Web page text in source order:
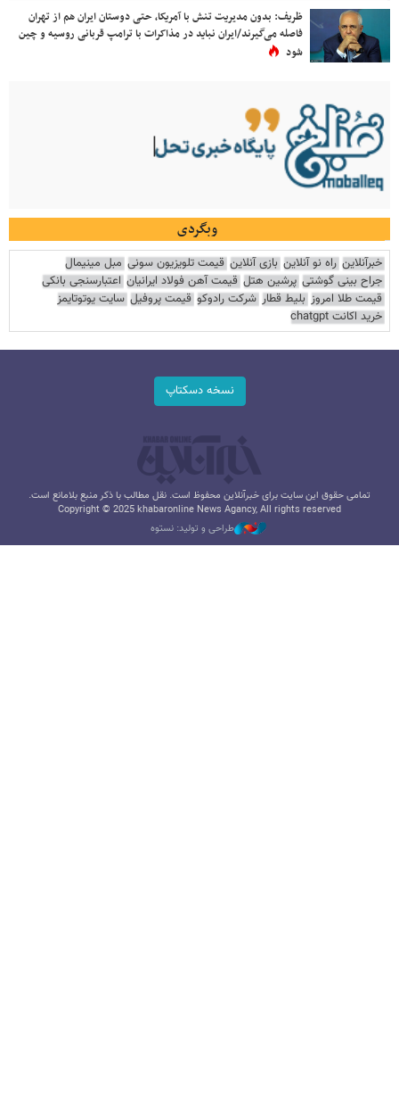
ظریف: بدون مدیریت تنش با آمریکا، حتی دوستان ایران هم از تهران
فاصله می‌گیرند/ایران نباید در مذاکرات با ترامپ قربانی روسیه و چین
شود
وبگردی
خبرآنلاین راه نو آنلاین بازی آنلاین قیمت تلویزیون سونی مبل مینیمال
جراح بینی گوشتی پرشین هتل قیمت آهن فولاد ایرانیان اعتبارسنجی بانکی
قیمت طلا امروز بلیط قطار شرکت رادوکو قیمت پروفیل سایت یوتوتایمز
خرید اکانت chatgpt
نسخه دسکتاپ
تمامی حقوق این سایت برای خبرآنلاین محفوظ است. نقل مطالب با ذکر منبع بلامانع است.
Copyright © 2025 khabaronline News Agancy, All rights reserved
طراحی و تولید: نستوه